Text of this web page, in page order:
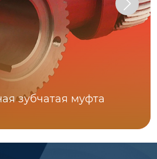
зубчатая муфта